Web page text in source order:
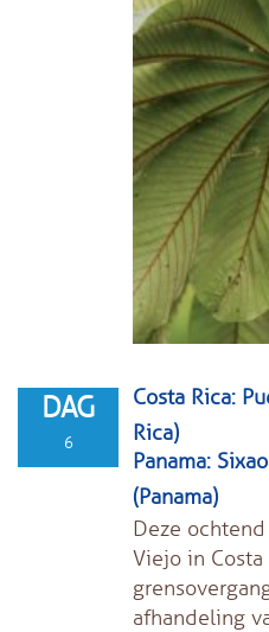
DAG
6
Costa Rica:
Rica)
Panama:
(Panama)
Deze
Viejo in Costa
afhandeling